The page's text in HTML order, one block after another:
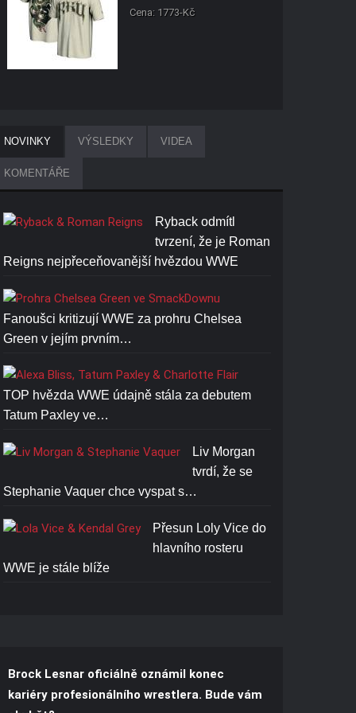
Cena: 1773-Kč
NOVINKY VÝSLEDKY VIDEA
KOMENTÁŘE
Ryback odmítl
tvrzení, že je Roman
Reigns nejpřeceňovanější hvězdou WWE
Fanoušci kritizují WWE za prohru Chelsea
Green v jejím prvním…
TOP hvězda WWE údajně stála za debutem
Tatum Paxley ve…
Liv Morgan
tvrdí, že se
Stephanie Vaquer chce vyspat s…
Přesun Loly Vice do
hlavního rosteru
WWE je stále blíže
Brock Lesnar oficiálně oznámil konec
kariéry profesionálního wrestlera. Bude vám